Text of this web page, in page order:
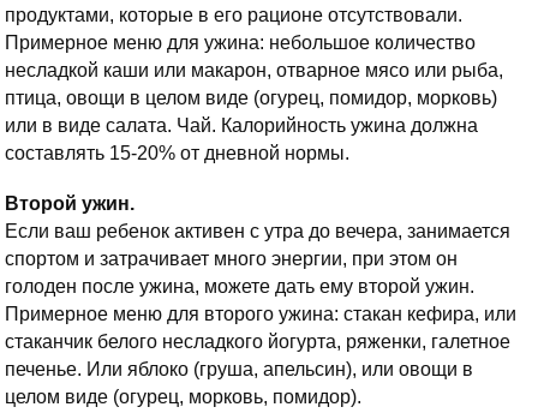
продуктами, которые в его рационе отсутствовали.
Примерное меню для ужина: небольшое количество
несладкой каши или макарон, отварное мясо или рыба,
птица, овощи в целом виде (огурец, помидор, морковь)
или в виде салата. Чай. Калорийность ужина должна
составлять 15-20% от дневной нормы.
Второй ужин.
Если ваш ребенок активен с утра до вечера, занимается
спортом и затрачивает много энергии, при этом он
голоден после ужина, можете дать ему второй ужин.
Примерное меню для второго ужина: стакан кефира, или
стаканчик белого несладкого йогурта, ряженки, галетное
печенье. Или яблоко (груша, апельсин), или овощи в
целом виде (огурец, морковь, помидор).